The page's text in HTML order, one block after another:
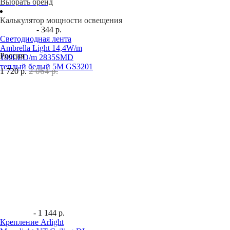
Выбрать бренд
Калькулятор мощности освещения
- 344 р.
Светодиодная лента
Ambrella Light 14,4W/m
180LED/m 2835SMD
теплый белый 5M GS3201
Россия
1 720 р. 2 064 р.
- 1 144 р.
Крепление Arlight